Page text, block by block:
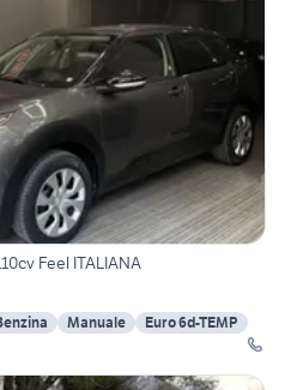
Feel ITALIANA
Manuale
Euro 6d-TEMP